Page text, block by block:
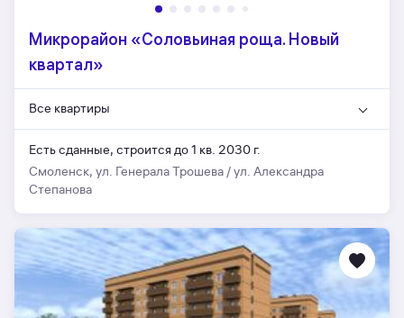
Микрорайон «Соловьиная роща. Новый
квартал»
Все квартиры
Есть сданные, строится до 1 кв. 2030 г.
Смоленск, ул. Генерала Трошева / ул. Александра
Степанова